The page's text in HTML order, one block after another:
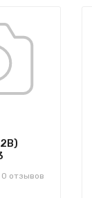
0 отзывов